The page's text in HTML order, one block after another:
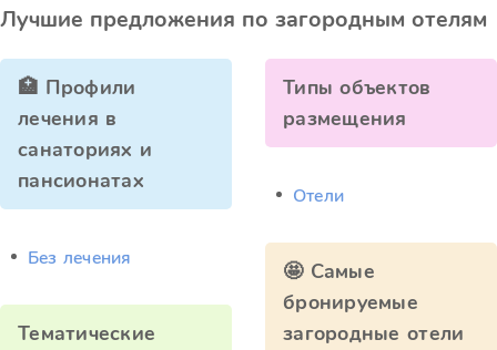
Лучшие предложения по загородным отелям
🏥 Профили
лечения в
санаториях и
пансионатах
Без лечения
Тематические
Типы объектов
размещения
Отели
🤩 Самые
бронируемые
загородные отели